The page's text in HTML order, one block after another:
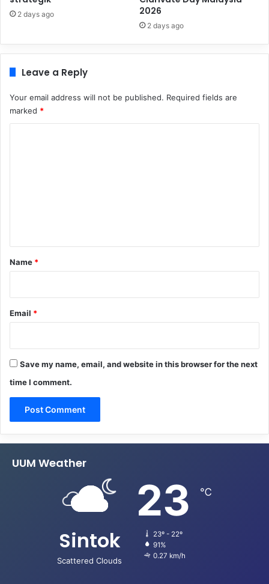
2 days ago
2026
2 days ago
Leave a Reply
Your email address will not be published. Required fields are
marked *
*
Name *
Email *
Save my name, email, and website in this browser for the next
time I comment.
UUM Weather
Sintok
Scattered Clouds
23 ℃
23º - 22º
91%
0.27 km/h